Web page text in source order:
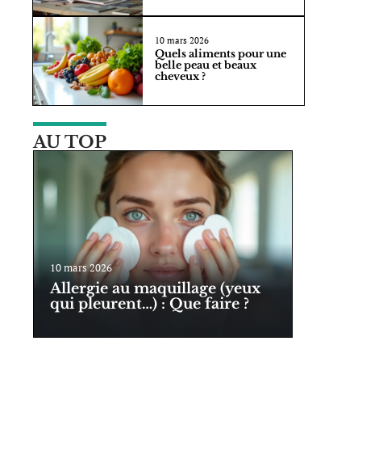
10 mars 2026
Quels aliments pour une
belle peau et beaux
cheveux ?
AU TOP
10 mars 2026
Allergie au maquillage (yeux
qui pleurent…) : Que faire ?